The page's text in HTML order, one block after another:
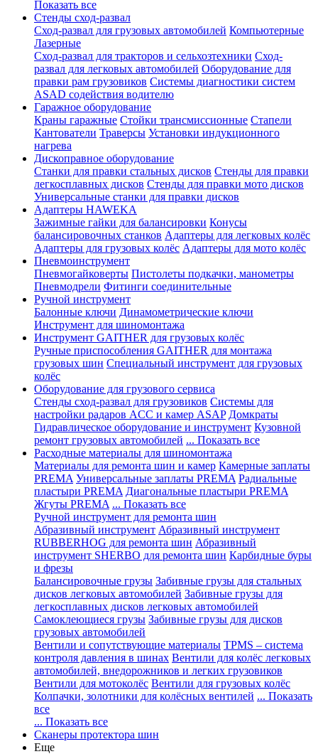
Показать все
Стенды сход-развал
Сход-развал для грузовых автомобилей Компьютерные
Лазерные
Сход-развал для тракторов и сельхозтехники Сход-
развал для легковых автомобилей Оборудование для
правки рам грузовиков Системы диагностики систем
ASAD содействия водителю
Гаражное оборудование
Краны гаражные Стойки трансмиссионные Стапели
Кантователи Траверсы Установки индукционного
нагрева
Дископравное оборудование
Станки для правки стальных дисков Стенды для правки
легкосплавных дисков Стенды для правки мото дисков
Универсальные станки для правки дисков
Адаптеры HAWEKA
Зажимные гайки для балансировки Конусы
балансировочных станков Адаптеры для легковых колёс
Адаптеры для грузовых колёс Адаптеры для мото колёс
Пневмоинструмент
Пневмогайковерты Пистолеты подкачки, манометры
Пневмодрели Фитинги соединительные
Ручной инструмент
Балонные ключи Динамометрические ключи
Инструмент для шиномонтажа
Инструмент GAITHER для грузовых колёс
Ручные приспособления GAITHER для монтажа
грузовых шин Специальный инструмент для грузовых
колёс
Оборудование для грузового сервиса
Стенды сход-развал для грузовиков Системы для
настройки радаров ACC и камер ASAP Домкраты
Гидравлическое оборудование и инструмент Кузовной
ремонт грузовых автомобилей ... Показать все
Расходные материалы для шиномонтажа
Материалы для ремонта шин и камер Камерные заплаты
PREMA Универсальные заплаты PREMA Радиальные
пластыри PREMA Диагональные пластыри PREMA
Жгуты PREMA ... Показать все
Ручной инструмент для ремонта шин
Абразивный инструмент Абразивный инструмент
RUBBERHOG для ремонта шин Абразивный
инструмент SHERBO для ремонта шин Карбидные буры
и фрезы
Балансировочные грузы Забивные грузы для стальных
дисков легковых автомобилей Забивные грузы для
легкосплавных дисков легковых автомобилей
Самоклеющиеся грузы Забивные грузы для дисков
грузовых автомобилей
Вентили и сопутствующие материалы TPMS – система
контроля давления в шинах Вентили для колёс легковых
автомобилей, внедорожников и легких грузовиков
Вентили для мотоколёс Вентили для грузовых колёс
Колпачки, золотники для колёсных вентилей ... Показать
все
... Показать все
Сканеры протектора шин
Еще